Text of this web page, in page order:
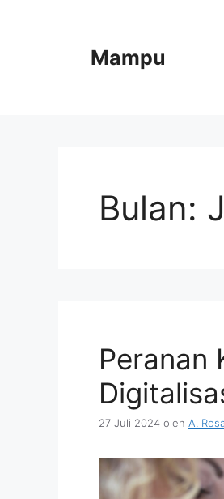
Mampu
Bulan:
Peranan
27 Juli 2024 oleh A.